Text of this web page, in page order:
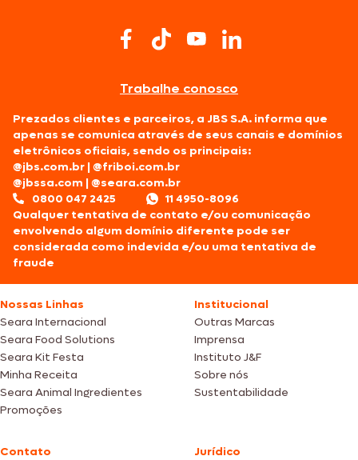
Trabalhe conosco
Prezados clientes e parceiros, a JBS S.A. informa que
apenas se comunica através de seus canais e domínios
eletrônicos oficiais, sendo os principais:
@jbs.com.br |@friboi.com.br
@jbssa.com |@seara.com.br
0800 047 2425
11 4950-8096
Qualquer tentativa de contato e/ou comunicação
envolvendo algum domínio diferente pode ser
considerada como indevida e/ou uma tentativa de
fraude
Nossas Linhas
Seara Internacional
Seara Food Solutions
Seara Kit Festa
Minha Receita
Seara Animal Ingredientes
Promoções
Institucional
Outras Marcas
Imprensa
Instituto J&F
Sobre nós
Sustentabilidade
Contato Jurídico